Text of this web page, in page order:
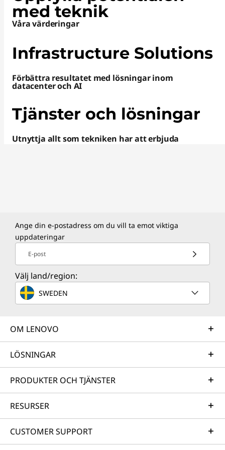
med teknik
Våra värderingar
Infrastructure Solutions
Förbättra resultatet med lösningar inom
datacenter och AI
Tjänster och lösningar
Utnyttja allt som tekniken har att erbjuda
Ange din e-postadress om du vill ta emot viktiga
uppdateringar
E-post
Välj land/region:
SWEDEN
OM LENOVO
LÖSNINGAR
PRODUKTER OCH TJÄNSTER
RESURSER
CUSTOMER SUPPORT